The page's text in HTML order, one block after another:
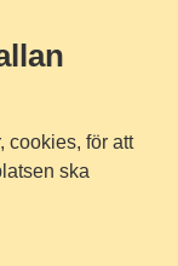
cookies, för att
ska